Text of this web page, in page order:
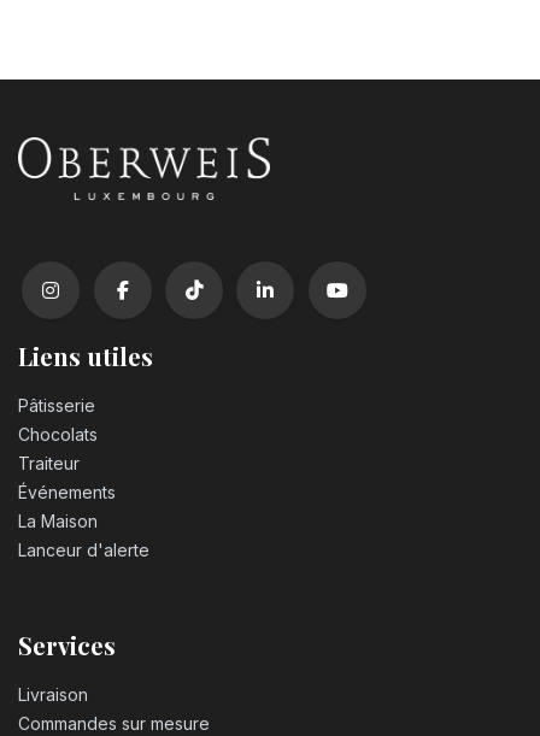
Liens utiles
Pâtisserie
Chocolats
Traiteur
Événements
La Maison
Lanceur d'alerte
Services
Livraison
Commandes sur mesure